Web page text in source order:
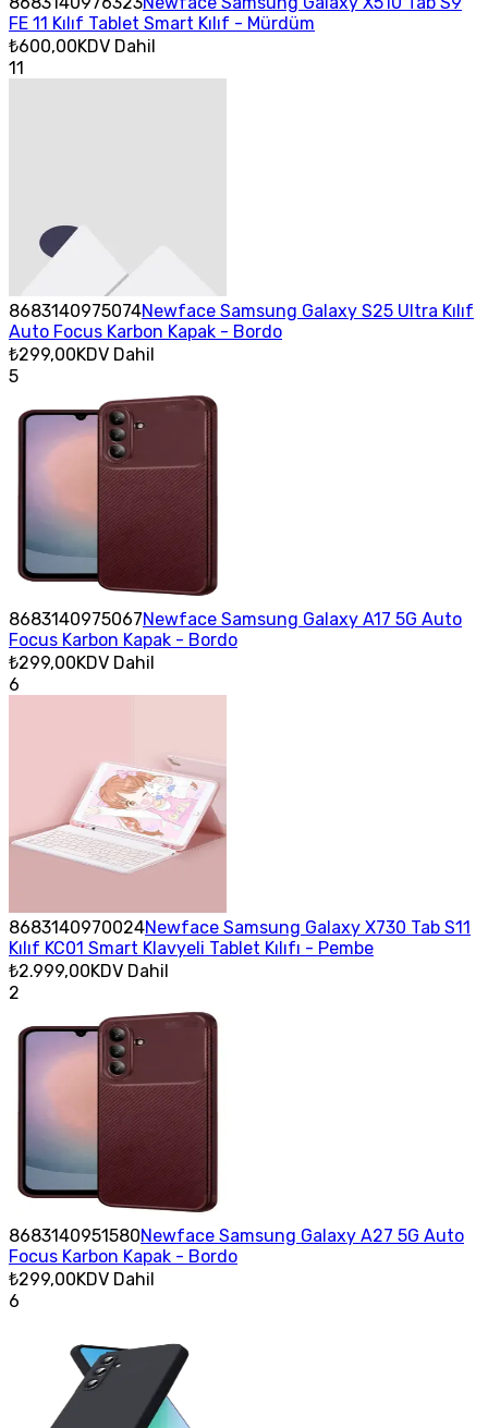
FE 11 Kılıf Tablet Smart Kılıf - Mürdüm
₺600,00KDV Dahil
11
8683140975074Newface Samsung Galaxy S25 Ultra Kılıf
Auto Focus Karbon Kapak - Bordo
₺299,00KDV Dahil
5
8683140975067Newface Samsung Galaxy A17 5G Auto
Focus Karbon Kapak - Bordo
₺299,00KDV Dahil
6
8683140970024Newface Samsung Galaxy X730 Tab S11
Kılıf KC01 Smart Klavyeli Tablet Kılıfı - Pembe
₺2.999,00KDV Dahil
2
8683140951580Newface Samsung Galaxy A27 5G Auto
Focus Karbon Kapak - Bordo
₺299,00KDV Dahil
6